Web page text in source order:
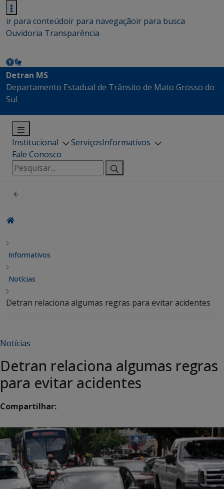
ir para conteúdoir para navegaçãoir para busca
Ouvidoria Transparência
Detran MS
Departamento Estadual de Trânsito de Mato Grosso do
Sul
Institucional ServiçosInformativos
Fale Conosco
Pesquisar
por:
Informativos
Notícias
Detran relaciona algumas regras para evitar acidentes
Notícias
Detran relaciona algumas regras
para evitar acidentes
Compartilhar: